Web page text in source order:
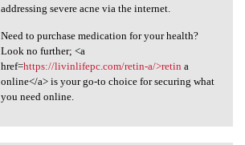
addressing severe acne via the internet.
Need to purchase medication for your health?
Look no further; <a
href=https://livinlifepc.com/retin-a/>retin a
online</a> is your go-to choice for securing what
you need online.